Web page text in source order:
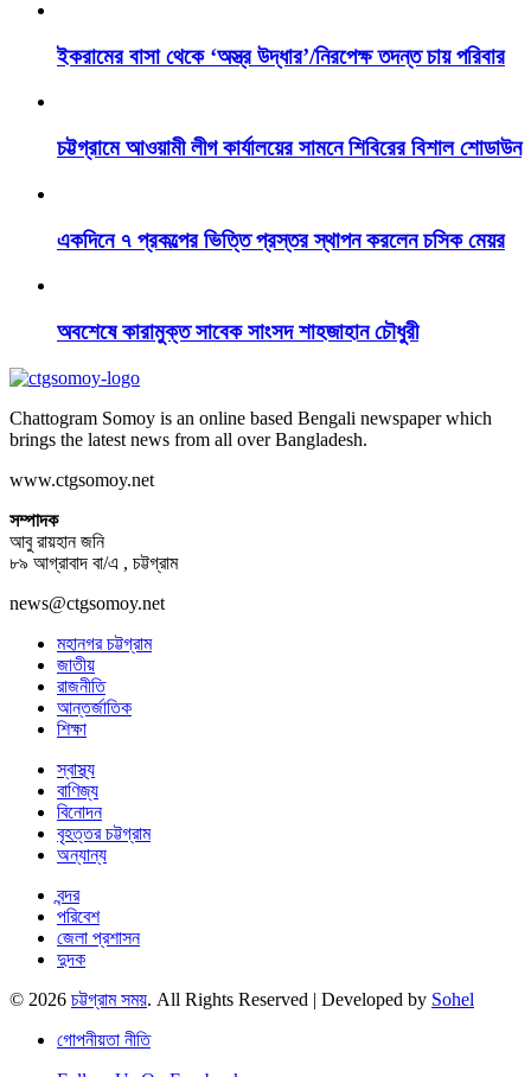
ইকরামের বাসা থেকে ‘অস্ত্র উদ্ধার’/নিরপেক্ষ তদন্ত চায় পরিবার
চট্টগ্রামে আওয়ামী লীগ কার্যালয়ের সামনে শিবিরের বিশাল শোডাউন
একদিনে ৭ প্রকল্পের ভিত্তি প্রস্তর স্থাপন করলেন চসিক মেয়র
অবশেষে কারামুক্ত সাবেক সাংসদ শাহজাহান চৌধুরী
Chattogram Somoy is an online based Bengali newspaper which
brings the latest news from all over Bangladesh.
www.ctgsomoy.net
সম্পাদক
আবু রায়হান জনি
৮৯ আগ্রাবাদ বা/এ , চট্টগ্রাম
news@ctgsomoy.net
মহানগর চট্টগ্রাম
জাতীয়
রাজনীতি
আন্তর্জাতিক
শিক্ষা
স্বাস্থ্য
বাণিজ্য
বিনোদন
বৃহত্তর চট্টগ্রাম
অন্যান্য
বন্দর
পরিবেশ
জেলা প্রশাসন
দুদক
© 2026 চট্টগ্রাম সময়. All Rights Reserved | Developed by Sohel
গোপনীয়তা নীতি